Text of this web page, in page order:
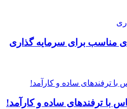
مناسب برای سرمایه‌ گذاری
با ترفندهای ساده و کارآمد!